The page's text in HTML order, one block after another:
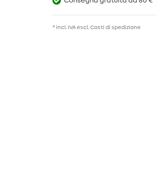
* incl. IVA escl. Costi di spedizione